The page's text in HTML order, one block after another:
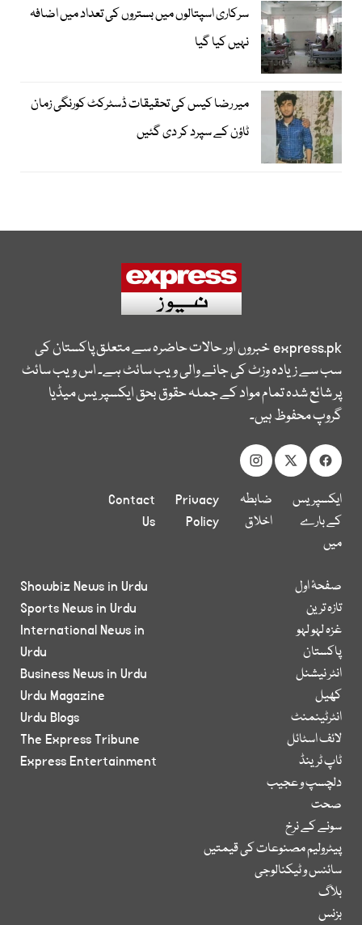
سرکاری اسپتالوں میں بستروں کی تعداد میں اضافہ
نہیں کیا گیا
میر رضا کیس کی تحقیقات ڈسٹرکٹ کورنگی زمان
ٹاؤن کے سپرد کر دی گئیں
express.pkخبروں اور حالات حاضرہ سے متعلق پاکستان کی
سب سے زیادہ وزٹ کی جانے والی ویب سائٹ ہے۔ اس ویب سائٹ
پر شائع شدہ تمام مواد کے جملہ حقوق بحق ایکسپریس میڈیا
گروپ محفوظ ہیں۔
ایکسپریس
کے بارے
میں
ضابطہ
اخلاق
Privacy
Policy
Contact
Us
صفحۂ اول
تازہ ترین
غزہ لہو لہو
پاکستان
انٹر نیشنل
کھیل
انٹرٹینمنٹ
لائف اسٹائل
ٹاپ ٹرینڈ
دلچسپ و عجیب
صحت
سونے کے نرخ
پیٹرولیم مصنوعات کی قیمتیں
سائنس و ٹیکنالوجی
بلاگ
بزنس
Showbiz News in Urdu
Sports News in Urdu
International News in
Urdu
Business News in Urdu
Urdu Magazine
Urdu Blogs
The Express Tribune
Express Entertainment